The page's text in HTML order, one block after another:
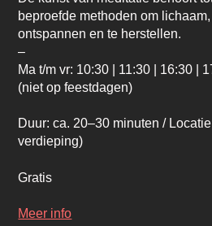
beproefde methoden om
ontspannen en te herstellen.
–
Ma t/m vr: 10:30 | 11:30 | 16:30 |
(niet op feestdagen)
Duur: ca. 20–30 minuten /
verdieping)
Gratis
Meer info